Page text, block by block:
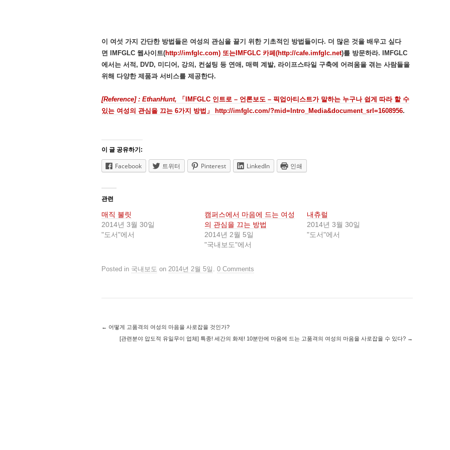
이 여섯 가지 간단한 방법들은 여성의 관심을 끌기 위한 기초적인 방법들이다. 더 많은 것을 배우고 싶다
면 IMFGLC 웹사이트(http://imfglc.com) 또는IMFGLC 카페(http://cafe.imfglc.net)를 방문하라. IMFGLC
에서는 서적, DVD, 미디어, 강의, 컨설팅 등 연애, 매력 계발, 라이프스타일 구축에 어려움을 겪는 사람들을
위해 다양한 제품과 서비스를 제공한다.
[Reference] : EthanHunt,
「IMFGLC 인트로 – 언론보도 – 픽업아티스트가 말하는 누구나 쉽게 따라 할 수
있는 여성의 관심을 끄는 6가지 방법」 http://imfglc.com/?mid=Intro_Media&document_srl=1608956.
이 글 공유하기:
Facebook 트위터 Pinterest LinkedIn 인쇄
관련
매직 불릿
2014년 3월 30일
"도서"에서
캠퍼스에서 마음에 드는 여성
의 관심을 끄는 방법
2014년 2월 5일
"국내보도"에서
내츄럴
2014년 3월 30일
"도서"에서
Posted in 국내보도 on 2014년 2월 5일 . 0 Comments
← 어떻게 고품격의 여성의 마음을 사로잡을 것인가?
[관련분야 압도적 유일무이 업체] 특종! 세간의 화제! 10분만에 마음에 드는 고품격의 여성의 마음을 사로잡을 수 있다? →